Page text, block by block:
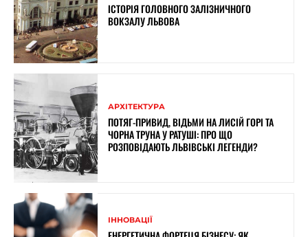
ІСТОРІЯ ГОЛОВНОГО ЗАЛІЗНИЧНОГО
ВОКЗАЛУ ЛЬВОВА
АРХІТЕКТУРА
ПОТЯГ-ПРИВИД, ВІДЬМИ НА ЛИСІЙ ГОРІ ТА
ЧОРНА ТРУНА У РАТУШІ: ПРО ЩО
РОЗПОВІДАЮТЬ ЛЬВІВСЬКІ ЛЕГЕНДИ?
ІННОВАЦІЇ